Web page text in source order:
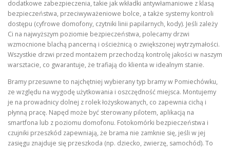
dodatkowe zabezpieczenia, takie jak wkładki antywłamaniowe z klasą
bezpieczeństwa, przeciwyważeniowe bolce, a także systemy kontroli
dostępu (cyfrowe domofony, czytniki linii papilarnych, kody). Jeśli zależy
Ci na najwyższym poziomie bezpieczeństwa, polecamy drzwi
wzmocnione blachą pancerną i ościeżnicą o zwiększonej wytrzymałości.
Wszystkie drzwi przed montażem przechodzą kontrolę jakości w naszym
warsztacie, co gwarantuje, że trafiają do klienta w idealnym stanie.
Bramy przesuwne to najchętniej wybierany typ bramy w Pomiechówku,
ze względu na wygodę użytkowania i oszczędność miejsca. Montujemy
je na prowadnicy dolnej z rolek łożyskowanych, co zapewnia cichą i
płynną pracę. Napęd może być sterowany pilotem, aplikacją na
smartfona lub z poziomu domofonu. Fotokomórki bezpieczeństwa i
czujniki przeszkód zapewniają, że brama nie zamknie się, jeśli w jej
zasięgu znajduje się przeszkoda (np. dziecko, zwierzę, samochód). To